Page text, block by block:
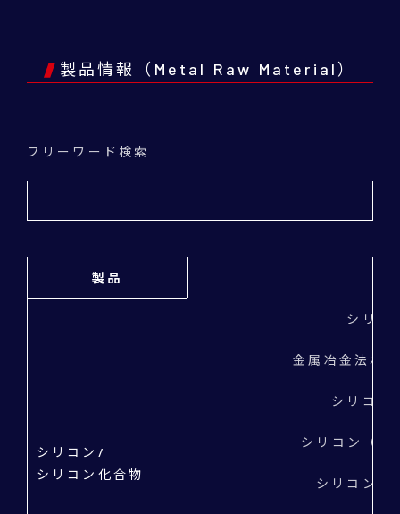
製品情報（Metal Raw Material）
フリーワード検索
製品
シリコン/
シリコン化合物
シリコ
金属冶金法ポ
シリコン
シリコン（ケ
シリコン（